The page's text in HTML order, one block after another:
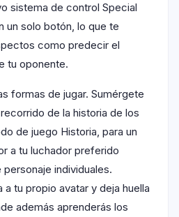
sistema de control Special
un solo botón, lo que te
como predecir el
tu oponente.
formas de jugar. Sumérgete
de la historia de los
de juego Historia, para un
a tu luchador preferido
individuales.
tu propio avatar y deja huella
además aprenderás los